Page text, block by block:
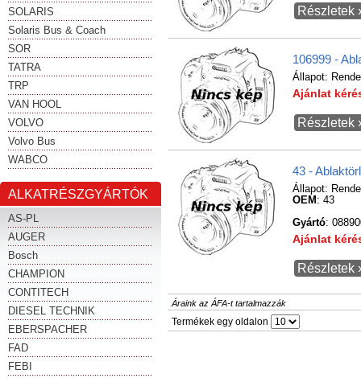
SOLARIS
Solaris Bus & Coach
SOR
TATRA
TRP
VAN HOOL
VOLVO
Volvo Bus
WABCO
ALKATRÉSZGYÁRTÓK
AS-PL
AUGER
Bosch
CHAMPION
CONTITECH
DIESEL TECHNIK
EBERSPACHER
FAD
FEBI
Részletek
106999 -
Állapot:
Ajánlat
Részletek
43 -
Állapot:
OEM : 43
Gyártó:
Ajánlat
Részletek
Áraink az ÁFA-t tartalmazzák
Termékek egy oldalon